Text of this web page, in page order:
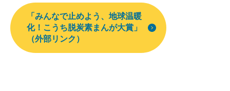
「みんなで止めよう、地球温暖
化！こうち脱炭素まんが大賞」
（外部リンク）